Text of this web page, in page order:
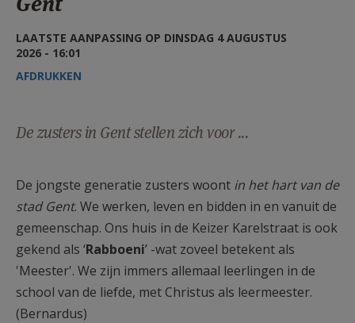
AANMELDEN OF REGISTREREN
LAATSTE AANPASSING OP DINSDAG 4 AUGUSTUS
2026 - 16:01
AFDRUKKEN
De zusters in Gent stellen zich voor ...
De jongste generatie zusters woont in het hart van de
stad Gent. We werken, leven en bidden in en vanuit de
gemeenschap. Ons huis in de Keizer Karelstraat is ook
gekend als ‘Rabboeni’ -wat zoveel betekent als
'Meester'. We zijn immers allemaal leerlingen in de
school van de liefde, met Christus als leermeester.
(Bernardus)